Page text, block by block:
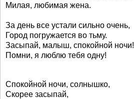
Милая, любимая жена.
За день все устали сильно очень,
Город погружается во тьму.
Засыпай, малыш, спокойной ночи!
Помни, я люблю тебя одну!
Спокойной ночи, солнышко,
Скорее засыпай,